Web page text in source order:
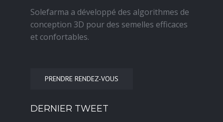
Solefarma a développé des algorithmes de
conception 3D pour des semelles efficaces
et confortables.
PRENDRE RENDEZ-VOUS
DERNIER TWEET